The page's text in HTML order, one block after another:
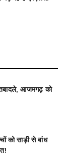
तबादले, आजमगढ़ को
को साड़ी से बांध